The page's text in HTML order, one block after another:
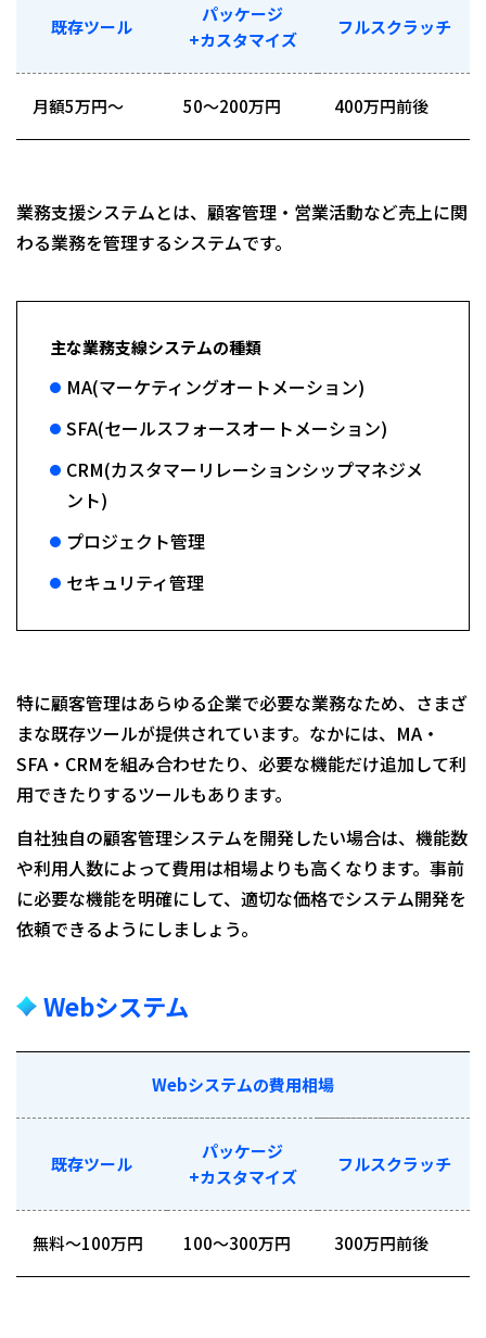
既存ツール
パッケージ
+カスタマイズ
フルスクラッチ
月額5万円〜 50〜200万円 400万円前後
業務支援システムとは、顧客管理・営業活動など売上に関
わる業務を管理するシステムです。
主な業務支線システムの種類
MA(マーケティングオートメーション)
SFA(セールスフォースオートメーション)
CRM(カスタマーリレーションシップマネジメ
ント)
プロジェクト管理
セキュリティ管理
特に顧客管理はあらゆる企業で必要な業務なため、さまざ
まな既存ツールが提供されています。なかには、MA・
SFA・CRMを組み合わせたり、必要な機能だけ追加して利
用できたりするツールもあります。
自社独自の顧客管理システムを開発したい場合は、機能数
や利用人数によって費用は相場よりも高くなります。事前
に必要な機能を明確にして、適切な価格でシステム開発を
依頼できるようにしましょう。
Webシステム
Webシステムの費用相場
既存ツール
パッケージ
+カスタマイズ
フルスクラッチ
無料〜100万円 100〜300万円 300万円前後